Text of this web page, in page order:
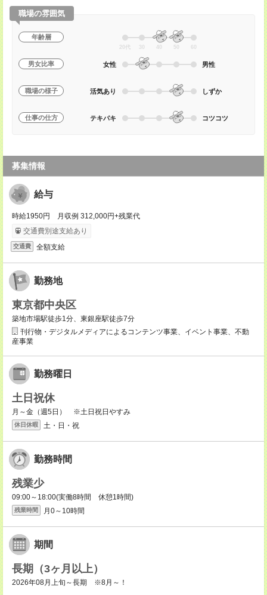
職場の雰囲気
年齢層
20代 30 40 50 60
男女比率 女性 男性
職場の様子 活気あり しずか
仕事の仕方 テキパキ コツコツ
募集情報
給与
時給1950円 月収例 312,000円+残業代
交通費別途支給あり
交通費 全額支給
勤務地
東京都中央区
築地市場駅徒歩1分、東銀座駅徒歩7分
刊行物・デジタルメディアによるコンテンツ事業、イベント事業、不動
産事業
勤務曜日
土日祝休
月～金（週5日） ※土日祝日やすみ
休日休暇 土・日・祝
勤務時間
残業少
09:00～18:00(実働8時間 休憩1時間)
残業時間 月0～10時間
期間
長期（3ヶ月以上）
2026年08月上旬～長期 ※8月～！